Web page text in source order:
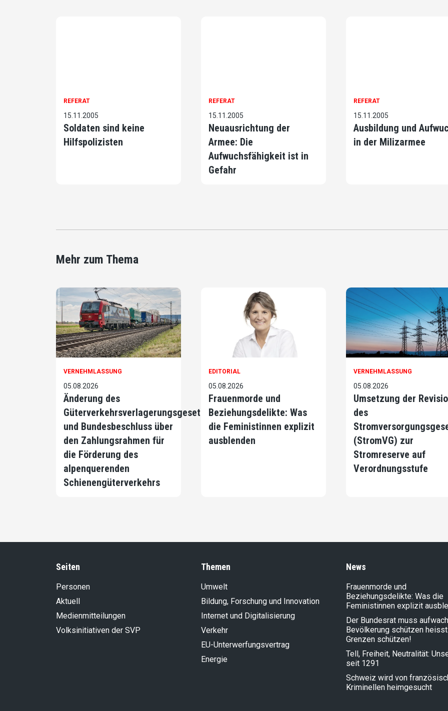
REFERAT
15.11.2005
Soldaten sind keine
Hilfspolizisten
REFERAT
15.11.2005
Neuausrichtung der
Armee: Die
Aufwuchsfähigkeit ist in
Gefahr
REFERAT
15.11.2005
Ausbildung und
in der Milizarmee
Mehr zum Thema
VERNEHMLASSUNG
05.08.2026
Änderung des
Güterverkehrsverlagerungsgesetzes
und Bundesbeschluss über
den Zahlungsrahmen für
die Förderung des
alpenquerenden
Schienengüterverkehrs
EDITORIAL
05.08.2026
Frauenmorde und
Beziehungsdelikte: Was
die Feministinnen explizit
ausblenden
VERNEHMLASSUNG
05.08.2026
Umsetzung der
des
(StromVG) zur
Stromreserve auf
Verordnungsstufe
Seiten
Personen
Aktuell
Medienmitteilungen
Volksinitiativen der SVP
Themen
Umwelt
Bildung, Forschung und Innovation
Internet und Digitalisierung
Verkehr
EU-Unterwerfungsvertrag
Energie
News
Frauenmorde und
Beziehungsdelikte: Was die
Feministinnen explizit
Der Bundesrat muss
Bevölkerung schützen heisst
Grenzen schützen!
Tell, Freiheit, Neutralität:
seit 1291
Schweiz wird von
Kriminellen heimgesucht